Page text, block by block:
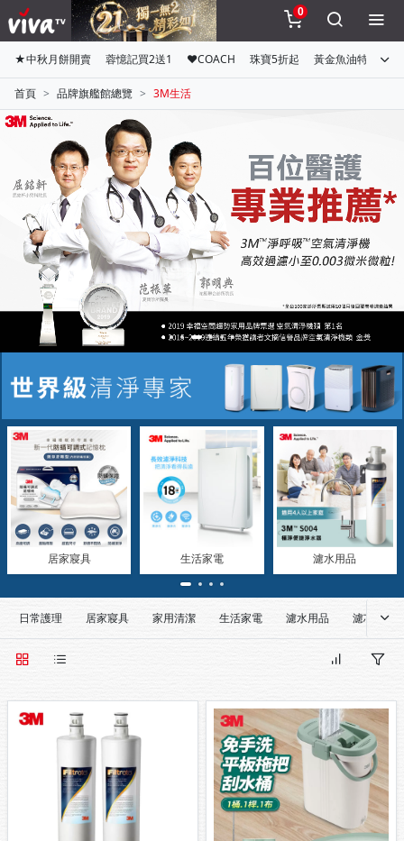
0
★中秋月餅開賣 蓉憶記買2送1 ♥COACH 珠寶5折起 黃金魚油特惠組
首頁 品牌旗艦館總覽 3M生活
居家寢具 生活家電 濾水用品
日常護理 居家寢具 家用清潔 生活家電 濾水用品 濾芯/濾網